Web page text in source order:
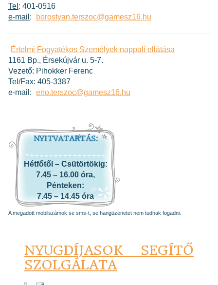
Tel : 401-0516
e-mail : borostyan.terszoc@gamesz16.hu
Értelmi Fogyatékos Személyek nappali ellátása
1161 Bp., Érsekújvár u. 5-7.
Vezető: Pihokker Ferenc
Tel/Fax: 405-3387
e-mail: eno.terszoc@gamesz16.hu
NYITVATARTÁS:
Hétfőtől – Csütörtökig:
7.45 – 16.00 óra,
Pénteken:
7.45 – 14.45 óra
A megadott mobilszámok se sms-t, se hangüzenetet nem tudnak fogadni.
NYUGDÍJASOK SEGÍTŐ
SZOLGÁLATA